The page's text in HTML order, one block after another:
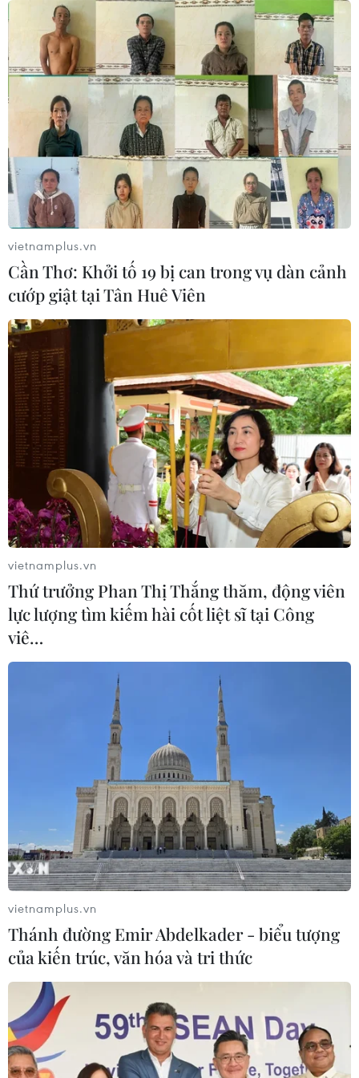
04/07/2026 04:19
Ban hành danh mục hệ thống trí tuệ
nhân tạo có rủi ro cao
02/07/2026 14:16
Fujifilm hồi sinh dòng máy máy ảnh
phim dùng một lần
Cách Bosch định nghĩa lại không
gian sống thông minh
26/06/2026 14:39
Meta trình làng sản phẩm mới "phá
giá" thị trường kính thông minh
24/06/2026 04:59
Đà Nẵng ra mắt hai hệ thống số
trong quản trị tài sản công và đô thị
22/06/2026 10:09
Ra mắt mô hình trạm giặt sấy thông
minh dành cho đô thị
Đà Nẵng thí điểm Kiosk thông minh:
Hỗ trợ giải quyết thủ tục hành chính
trong 3 phút
19/06/2026 08:47
Anthropic tung Fable 5, phiên bản AI
mạnh nhất cho công chúng
10/06/2026 03:07
Apple ra mắt phiên bản trợ lý giọng
nói Siri tích hợp AI thế hệ mới
09/06/2026 06:20
vietnamplus.vn
Cần Thơ: Khởi tố 19 bị can trong vụ dàn cảnh
cướp giật tại Tân Huê Viên
vietnamplus.vn
Thứ trưởng Phan Thị Thắng thăm, động viên
lực lượng tìm kiếm hài cốt liệt sĩ tại Công
viê…
vietnamplus.vn
Thánh đường Emir Abdelkader - biểu tượng
của kiến trúc, văn hóa và tri thức